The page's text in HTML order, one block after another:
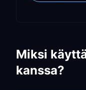
Miksi
kanssa?